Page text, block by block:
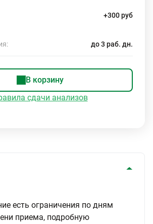
+300 руб
до 3 раб. дн.
В корзину
сдачи анализов
есть ограничения по дням
приема, подробную